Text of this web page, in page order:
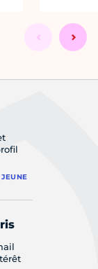
JEUNE